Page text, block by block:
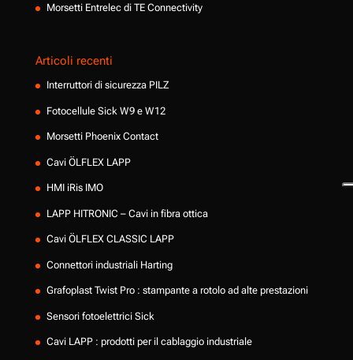
Morsetti Entrelec di TE Connectivity
Articoli recenti
Interruttori di sicurezza PILZ
Fotocellule Sick W9 e W12
Morsetti Phoenix Contact
Cavi ÖLFLEX LAPP
HMI iRis IMO
LAPP HITRONIC – Cavi in fibra ottica
Cavi ÖLFLEX CLASSIC LAPP
Connettori industriali Harting
Grafoplast Twist Pro : stampante a rotolo ad alte prestazioni
Sensori fotoelettrici Sick
Cavi LAPP : prodotti per il cablaggio industriale